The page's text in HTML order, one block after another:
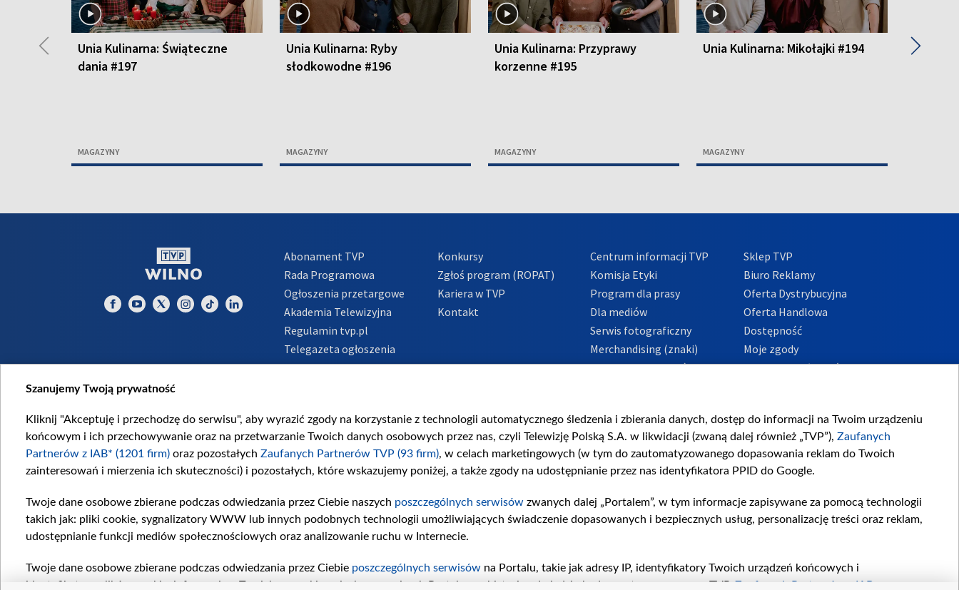
Unia Kulinarna: Świąteczne
dania #197
MAGAZYNY
Unia Kulinarna: Ryby
słodkowodne #196
MAGAZYNY
Unia Kulinarna: Przyprawy
korzenne #195
MAGAZYNY
Unia Kulinarna: Mikołajki #194
MAGAZYNY
Unia
◀ ▶
Abonament TVP
Rada Programowa
Ogłoszenia przetargowe
Akademia Telewizyjna
Regulamin tvp.pl
Telegazeta ogłoszenia
Informacje o nadawcy
Konkursy
Zgłoś program (ROPAT)
Kariera w TVP
Kontakt
Centrum informacji TVP
Komisja Etyki
Program dla prasy
Dla mediów
Serwis fotograficzny
Merchandising (znaki)
Polityka Prywatności
Sklep TVP
Biuro Reklamy
Oferta Dystrybucyjna
Oferta Handlowa
Dostępność
Moje zgody
Procedura zgłoszeń
Szanujemy Twoją prywatność
Kliknij "Akceptuję i przechodzę do serwisu", aby wyrazić zgody na korzystanie z technologii automatycznego śledzenia i zbierania danych, dostęp do informacji na Twoim urządzeniu
końcowym i ich przechowywanie oraz na przetwarzanie Twoich danych osobowych przez nas, czyli Telewizję Polską S.A. w likwidacji (zwaną dalej również „TVP”), Zaufanych
Partnerów z IAB* (1201 firm) oraz pozostałych Zaufanych Partnerów TVP (93 firm), w celach marketingowych (w tym do zautomatyzowanego dopasowania reklam do Twoich
zainteresowań i mierzenia ich skuteczności) i pozostałych, które wskazujemy poniżej, a także zgody na udostępnianie przez nas identyfikatora PPID do Google.
Twoje dane osobowe zbierane podczas odwiedzania przez Ciebie naszych poszczególnych serwisów zwanych dalej „Portalem”, w tym informacje zapisywane za pomocą technologii
takich jak: pliki cookie, sygnalizatory WWW lub innych podobnych technologii umożliwiających świadczenie dopasowanych i bezpiecznych usług, personalizację treści oraz reklam,
udostępnianie funkcji mediów społecznościowych oraz analizowanie ruchu w Internecie.
Twoje dane osobowe zbierane podczas odwiedzania przez Ciebie poszczególnych serwisów na Portalu, takie jak adresy IP, identyfikatory Twoich urządzeń końcowych i
identyfikatory plików cookie, informacje o Twoich wyszukiwaniach w serwisach Portalu czy historia odwiedzin będą przetwarzane przez TVP, Zaufanych Partnerów z IAB